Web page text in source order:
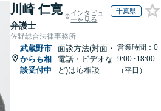
川崎 仁寛
弁護士
インタビュ
ーを見る
千葉県
佐野総合法律事務所
武蔵野市
からも相
談受付中
面談方法(対面・
電話・ビデオな
ど)は応相談
営業時間：0
9:00~18:00
（平日）